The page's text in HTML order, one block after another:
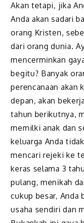
Akan tetapi, jika
Anda akan sadari
orang Kristen,
dari orang dunia.
mencerminkan
begitu? Banyak
perencanaan akan
depan, akan
tahun berikutnya,
memilki anak dan
keluarga Anda
mencari rejeki ke
keras selama 3
pulang, menikah
cukup besar, Anda
usaha sendiri dan